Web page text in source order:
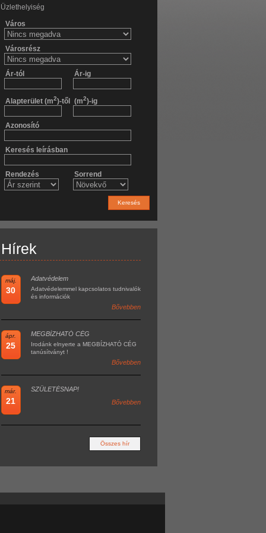
Üzlethelyiség
Város
Városrész
Ár-tól Ár-ig
Alapterület (m2)-től (m2)-ig
Azonosító
Keresés leírásban
Rendezés Sorrend
Keresés
Hírek
máj.
30
Adatvédelem
Adatvédelemmel kapcsolatos tudnivalók
és információk
Bővebben
ápr.
25
MEGBÍZHATÓ CÉG
Irodánk elnyerte a MEGBÍZHATÓ CÉG
tanúsítványt !
Bővebben
már.
21
SZÜLETÉSNAP!
Bővebben
Összes hír